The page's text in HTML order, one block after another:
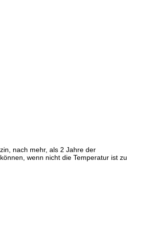
nach mehr, als 2 Jahre der
wenn nicht die Temperatur ist zu